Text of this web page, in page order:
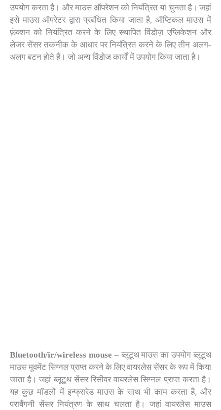
उपयोग करता है। और माउस ऑपरेशन को नियंत्रित या चुनता है। जहां
इसे माउस ऑपरेटर द्वारा प्रबंधित किया जाता है, ऑप्टिकल माउस में
फ़ंक्शन को नियंत्रित करने के लिए स्थापित विंडोज़ एप्लिकेशन और
लेजर सेंसर तकनीक के आधार पर नियंत्रित करने के लिए तीन अलग-
अलग बटन होते हैं। जो अन्य विंडोज कार्यों में उपयोग किया जाता है।
Bluetooth/ir/wireless mouse – ब्लूटूथ माउस का उपयोग ब्लूटूथ
माउस मूवमेंट सिग्नल प्राप्त करने के लिए वायरलेस सेंसर के रूप में किया
जाता है। जहां ब्लूटूथ सेंसर रिसीवर वायरलेस सिग्नल प्राप्त करता है।
यह कुछ मॉडलों में इन्फ्रारेड माउस के साथ भी काम करता है, और
पराबैंगनी सेंसर नियंत्रण के साथ चलता है। जहां वायरलेस माउस